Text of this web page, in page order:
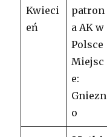
Kwieci
eń
patron
a AK w
Polsce
Miejsc
e:
Gniezn
o